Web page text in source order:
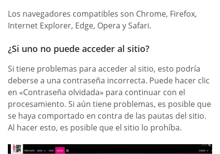
Los navegadores compatibles son Chrome, Firefox,
Internet Explorer, Edge, Opera y Safari.
¿Si uno no puede acceder al sitio?
Si tiene problemas para acceder al sitio, esto podría
deberse a una contraseña incorrecta. Puede hacer clic
en «Contraseña olvidada» para continuar con el
procesamiento. Si aún tiene problemas, es posible que
se haya comportado en contra de las pautas del sitio.
Al hacer esto, es posible que el sitio lo prohíba.